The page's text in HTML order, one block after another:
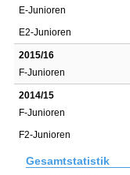
E-Junioren
E2-Junioren
2015/16
F-Junioren
2014/15
F-Junioren
F2-Junioren
Gesamtstatistik